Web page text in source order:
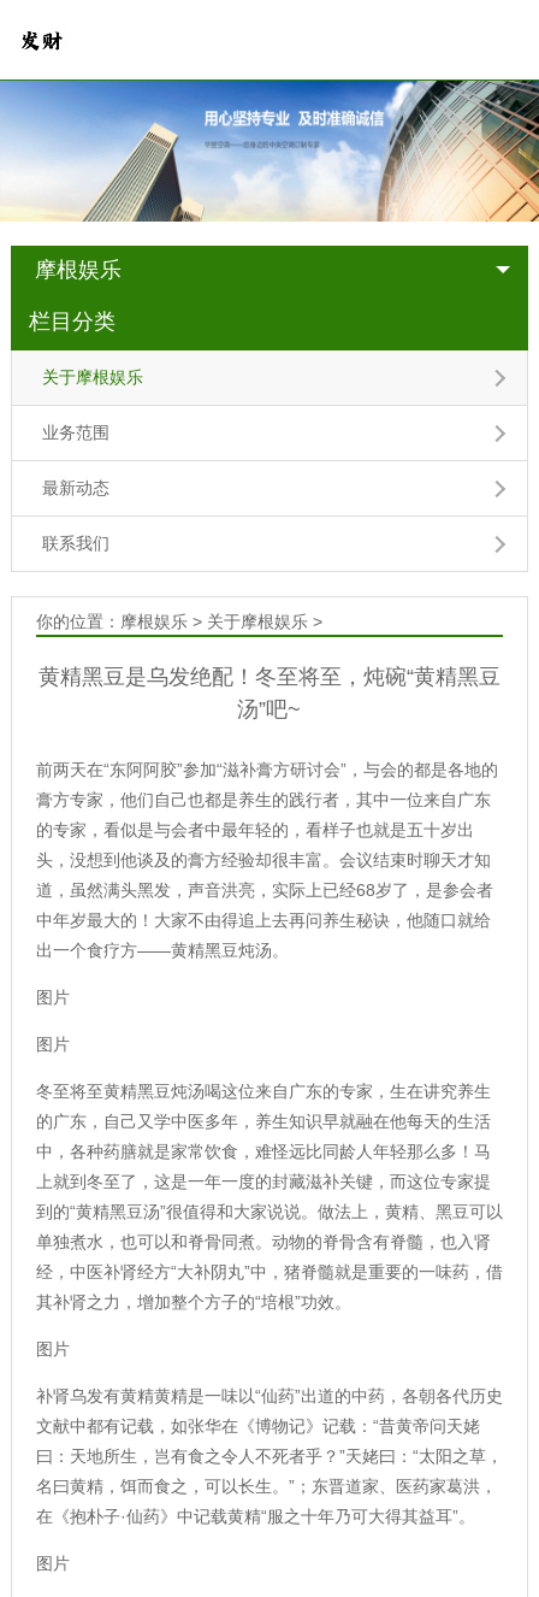
摩根娱乐
栏目分类
关于摩根娱乐
业务范围
最新动态
联系我们
你的位置： 摩根娱乐> 关于摩根娱乐>
黄精黑豆是乌发绝配！冬至将至，炖碗“黄精黑豆
汤”吧~
前两天在“东阿阿胶”参加“滋补膏方研讨会”，与会的都是各地的
膏方专家，他们自己也都是养生的践行者，其中一位来自广东
的专家，看似是与会者中最年轻的，看样子也就是五十岁出
头，没想到他谈及的膏方经验却很丰富。会议结束时聊天才知
道，虽然满头黑发，声音洪亮，实际上已经68岁了，是参会者
中年岁最大的！大家不由得追上去再问养生秘诀，他随口就给
出一个食疗方——黄精黑豆炖汤。
图片
图片
冬至将至黄精黑豆炖汤喝这位来自广东的专家，生在讲究养生
的广东，自己又学中医多年，养生知识早就融在他每天的生活
中，各种药膳就是家常饮食，难怪远比同龄人年轻那么多！马
上就到冬至了，这是一年一度的封藏滋补关键，而这位专家提
到的“黄精黑豆汤”很值得和大家说说。做法上，黄精、黑豆可以
单独煮水，也可以和脊骨同煮。动物的脊骨含有脊髓，也入肾
经，中医补肾经方“大补阴丸”中，猪脊髓就是重要的一味药，借
其补肾之力，增加整个方子的“培根”功效。
图片
补肾乌发有黄精黄精是一味以“仙药”出道的中药，各朝各代历史
文献中都有记载，如张华在《博物记》记载：“昔黄帝问天姥
曰：天地所生，岂有食之令人不死者乎？”天姥曰：“太阳之草，
名曰黄精，饵而食之，可以长生。”；东晋道家、医药家葛洪，
在《抱朴子·仙药》中记载黄精“服之十年乃可大得其益耳”。
图片